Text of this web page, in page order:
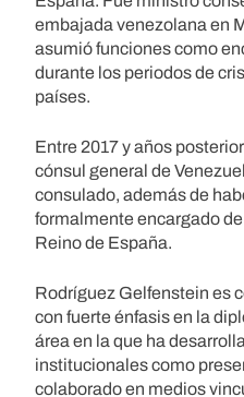
embajada venezolana en
asumió funciones como
durante los periodos de
países.
Entre 2017 y años
cónsul general de
consulado, además de
formalmente encargado
Reino de España.
Rodríguez Gelfenstein es
con fuerte énfasis en la
área en la que ha
institucionales como
colaborado en medios